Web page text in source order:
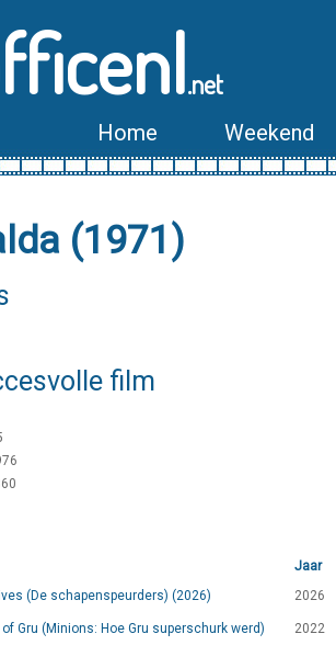
.net
Home Weekend
(1971)
film
Jaar
(De schapenspeurders) (2026)
2026
Gru (Minions: Hoe Gru superschurk werd)
2022